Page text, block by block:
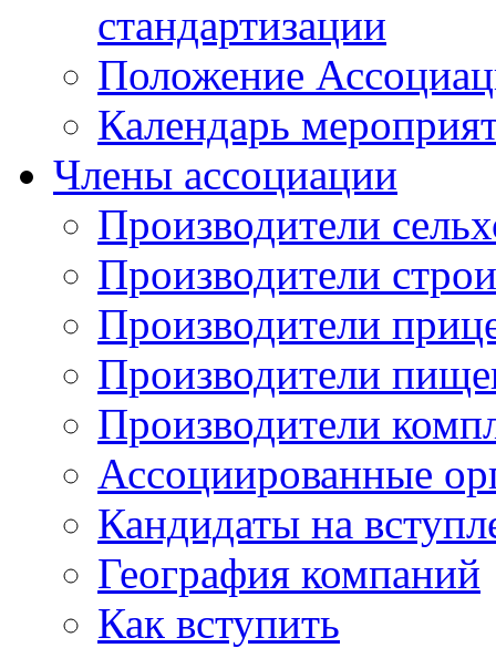
стандартизации
Положение
Календарь
Члены ассоциации
Производители
Производители
Производители
Производители
Производители
Ассоциированные
Кандидаты на
География компаний
Как вступить